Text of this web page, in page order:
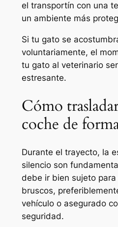
el transportín con una
un ambiente más
Si tu gato se
voluntariamente, el
tu gato al veterinario
estresante.
Cómo
coche de
Durante el trayecto, la
silencio son
debe ir bien sujeto
bruscos,
vehículo o asegurado
seguridad.